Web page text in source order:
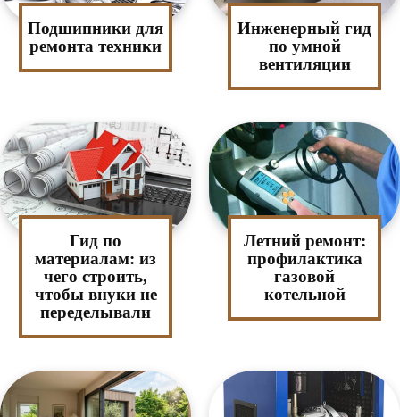
Подшипники для
ремонта техники
Инженерный гид
по умной
вентиляции
Гид по
материалам: из
чего строить,
чтобы внуки не
переделывали
Летний ремонт:
профилактика
газовой
котельной